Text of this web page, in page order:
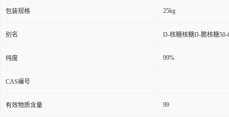
包装规格 25kg
别名 D-核糖核糖D-脆核糖50-
纯度 99%
CAS编号
有效物质含量 99